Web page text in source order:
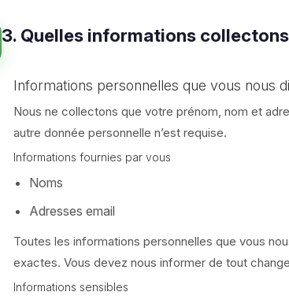
3. Quelles informations
Informations personnelles que vous nous
Nous ne collectons que votre prénom, nom et
autre donnée personnelle n’est requise.
Informations fournies par vous
Noms
Adresses email
Toutes les informations personnelles que vous
exactes. Vous devez nous informer de tout
Informations sensibles